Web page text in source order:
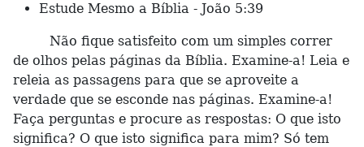
Estude Mesmo a Bíblia - João 5:39
Não fique satisfeito com um simples correr
de olhos pelas páginas da Bíblia. Examine-a! Leia e
releia as passagens para que se aproveite a
verdade que se esconde nas páginas. Examine-a!
Faça perguntas e procure as respostas: O que isto
significa? O que isto significa para mim? Só tem